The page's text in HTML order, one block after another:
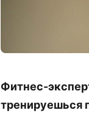
Фитнес-
тренируешься